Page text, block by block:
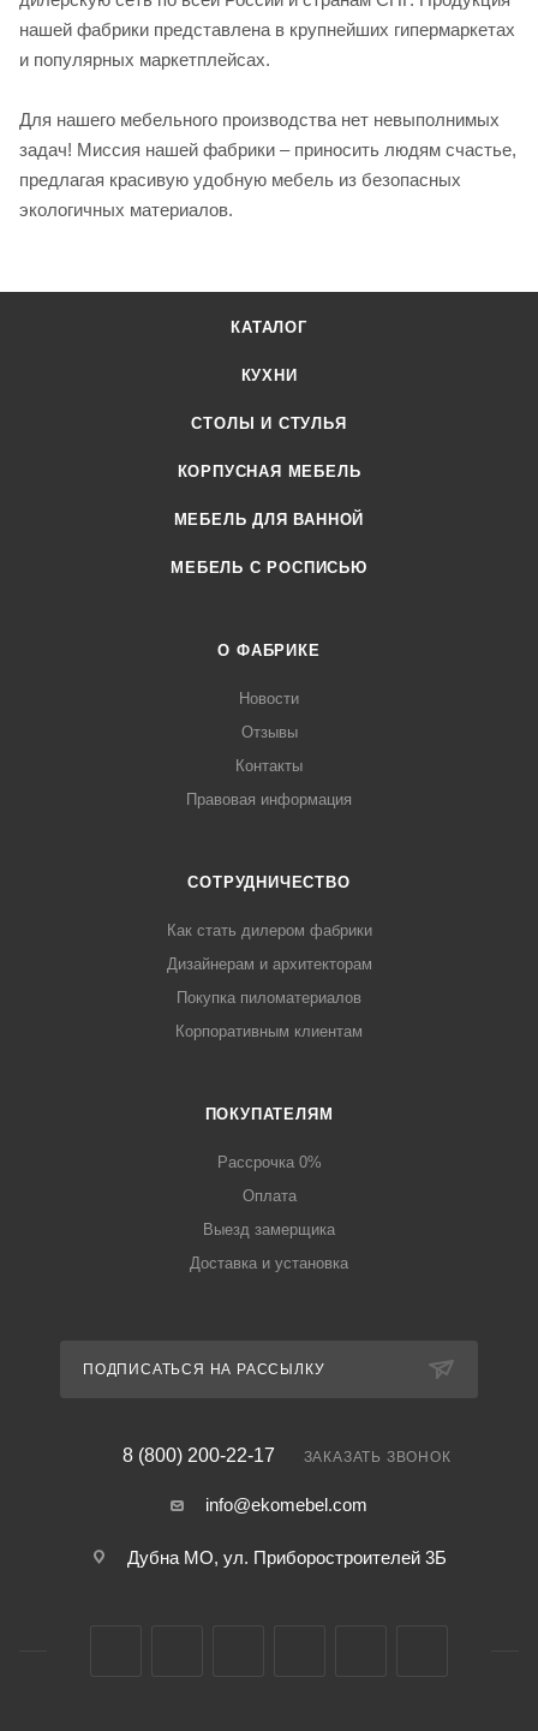
нашей фабрики представлена в крупнейших гипермаркетах
и популярных маркетплейсах.
Для нашего мебельного производства нет невыполнимых
задач! Миссия нашей фабрики – приносить людям счастье,
предлагая красивую удобную мебель из безопасных
экологичных материалов.
КАТАЛОГ
КУХНИ
СТОЛЫ И СТУЛЬЯ
КОРПУСНАЯ МЕБЕЛЬ
МЕБЕЛЬ ДЛЯ ВАННОЙ
МЕБЕЛЬ С РОСПИСЬЮ
О ФАБРИКЕ
Новости
Отзывы
Контакты
Правовая информация
СОТРУДНИЧЕСТВО
Как стать дилером фабрики
Дизайнерам и архитекторам
Покупка пиломатериалов
Корпоративным клиентам
ПОКУПАТЕЛЯМ
Рассрочка 0%
Оплата
Выезд замерщика
Доставка и установка
ПОДПИСАТЬСЯ НА РАССЫЛКУ
8 (800) 200-22-17 ЗАКАЗАТЬ ЗВОНОК
info@ekomebel.com
Дубна МО, ул. Приборостроителей 3Б